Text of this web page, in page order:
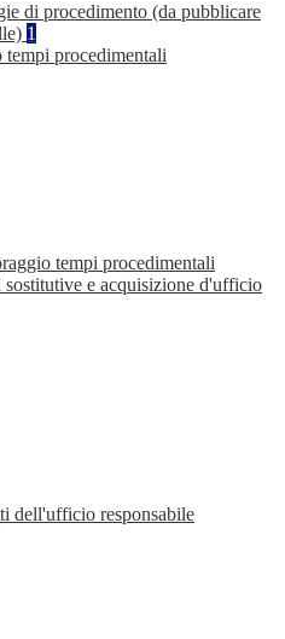
di procedimento (da pubblicare
1
procedimentali
tempi procedimentali
e acquisizione d'ufficio
dell'ufficio responsabile